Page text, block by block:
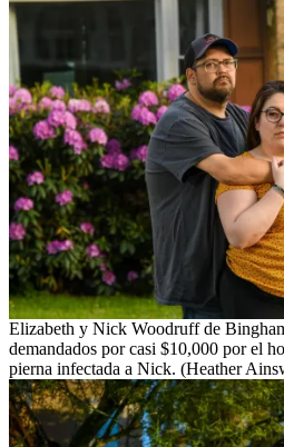
Elizabeth y Nick Woodruff de
demandados por casi $10,000 por el
pierna infectada a Nick. (Heather